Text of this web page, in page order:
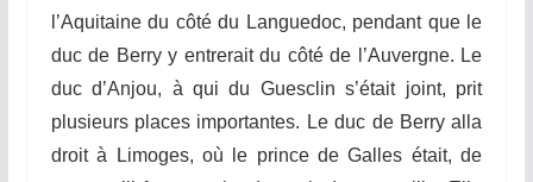
l’Aquitaine du côté du Languedoc, pendant que le
duc de Berry y entrerait du côté de l’Auvergne. Le
duc d’Anjou, à qui du Guesclin s’était joint, prit
plusieurs places importantes. Le duc de Berry alla
droit à Limoges, où le prince de Galles était, de